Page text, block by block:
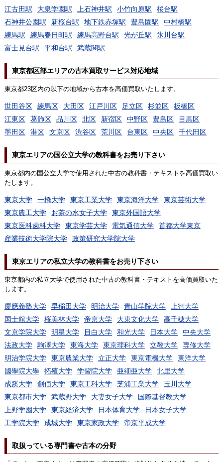
江古田駅 大泉学園駅 上石神井駅 小竹向原駅
桜台駅
石神井公園駅
新桜台駅 地下鉄赤塚駅 豊島園駅
中村橋駅
練馬駅
練馬春日町駅 練馬高野台駅 光が丘駅
氷川台駅
富士見台駅
平和台駅 武蔵関駅
東京都区部エリアの古本買取サービス対応地域
東京都23区内の以下の地域から古本を高価買取いたします。
世田谷区 練馬区 大田区 江戸川区 足立区 杉並区
板橋区
江東区
葛飾区 品川区 北区 新宿区 中野区 豊島区
目黒区
墨田区
港区 文京区 渋谷区 荒川区 台東区 中央区 千代田区
東京エリアの国公立大学の教科書をお売り下さい
東京都内の国公立大学で使用された中古の教科書・テキストを高価買取い
たします。
東京大学 一橋大学 東京工業大学 東京海洋大学
東京芸術大学
東京農工大学
お茶の水女子大学
東京外国語大学
東京医科歯科大学
東京学芸大学 電気通信大学
首都大学東京
産業技術大学院大学
政策研究大学院大学
東京エリアの私立大学の教科書をお売り下さい
東京都内の私立大学で使用された中古の教科書・テキストを高価買取いた
します。
慶應義塾大学 早稲田大学 明治大学 青山学院大学
上智大学
国士舘大学
桜美林大学 帝京大学 大東文化大学
高千穂大学
文京学院大学
明星大学 目白大学 和光大学 日本大学
中央大学
法政大学
駒澤大学 東海大学 東京理科大学 立教大学
専修大学
明治学院大学
東京農業大学 立正大学 東京電機大学
東洋大学
國學院大學
拓殖大学 学習院大学 亜細亜大学
北里大学
成蹊大学
創価大学 東京工科大学 芝浦工業大学
玉川大学
東京都市大学
武蔵野大学 大妻女子大学
国際基督教大学
上野学園大学
東京経済大学 日本体育大学
日本女子大学
工学院大学
成城大学 東京家政大学 帝京平成大学
取扱っている専門書や古本の分野